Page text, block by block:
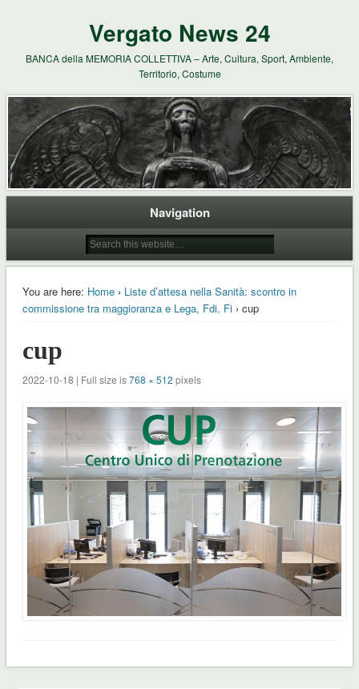
Vergato News 24
BANCA della MEMORIA COLLETTIVA – Arte, Cultura, Sport, Ambiente,
Territorio, Costume
Navigation
You are here: Home› Liste d’attesa nella Sanità: scontro in
commissione tra maggioranza e Lega, Fdi, Fi› cup
cup
2022-10-18 | Full size is768 × 512 pixels